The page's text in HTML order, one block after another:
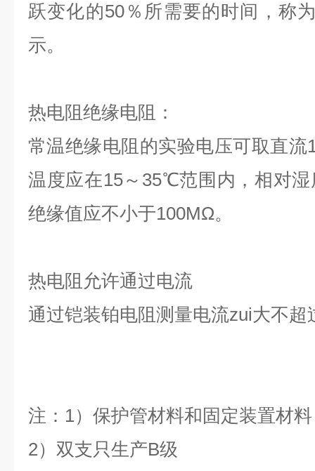
跃变化的50％所需要的时间，称
示。
热电阻绝缘电阻：
常温绝缘电阻的实验电压可取直流
温度应在15～35℃范围内，相对
绝缘值应不小于100MΩ。
热电阻允许通过电流
通过铠装铂电阻测量电流zui大不超
注：1）保护管材料和固定装置材
2）双支只生产B级